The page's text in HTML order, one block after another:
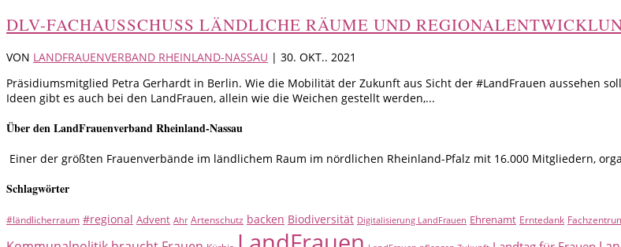
DLV-FACHAUSSCHUSS LÄNDLICHE RÄUME UND
VON LANDFRAUENVERBAND RHEINLAND-NASSAU | 30. OKT.. 2021
Präsidiumsmitglied Petra Gerhardt in Berlin. Wie die Mobilität der Zukunft aus Sicht der #LandFrauen aussehen
Ideen gibt es auch bei den LandFrauen, allein wie die Weichen gestellt werden,...
Über den LandFrauenverband Rheinland-Nassau
Einer der größten Frauenverbände im ländlichem Raum im nördlichen Rheinland-Pfalz mit 16.000 Mitgliedern,
Schlagwörter
#ländlicherraum #regional Advent Ahr Artenschutz backen Biodiversität Digitalisierung LandFrauen Ehrenamt Erntedank